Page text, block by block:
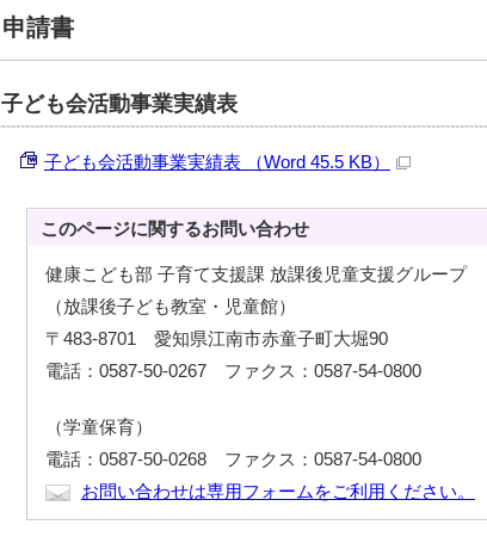
申請書
子ども会活動事業実績表
子ども会活動事業実績表 （Word 45.5 KB）
このページに関するお問い合わせ
健康こども部 子育て支援課 放課後児童支援グループ
（放課後子ども教室・児童館）
〒483-8701 愛知県江南市赤童子町大堀90
電話：0587-50-0267 ファクス：0587-54-0800
（学童保育）
電話：0587-50-0268 ファクス：0587-54-0800
お問い合わせは専用フォームをご利用ください。